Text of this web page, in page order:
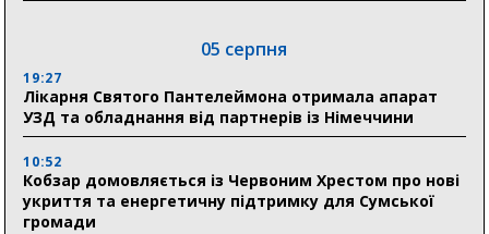
05 серпня
19:27
Лікарня Святого Пантелеймона отримала апарат
УЗД та обладнання від партнерів із Німеччини
10:52
Кобзар домовляється із Червоним Хрестом про нові
укриття та енергетичну підтримку для Сумської
громади